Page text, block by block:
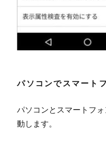
パソコンでスマート
パソコンとスマートフ
動します。